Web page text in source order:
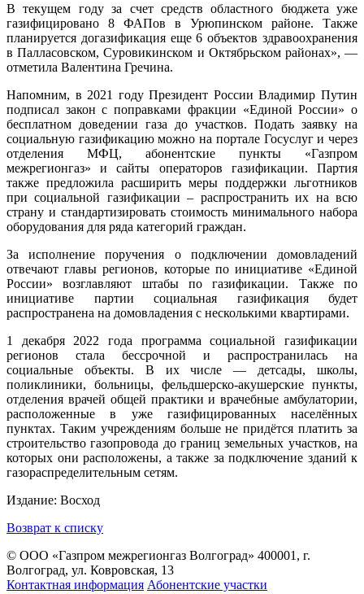
В текущем году за счет средств областного бюджета уже
газифицировано 8 ФАПов в Урюпинском районе. Также
планируется догазификация еще 6 объектов здравоохранения
в Палласовском, Суровикинском и Октябрьском районах», —
отметила Валентина Гречина.
Напомним, в 2021 году Президент России Владимир Путин
подписал закон с поправками фракции «Единой России» о
бесплатном доведении газа до участков. Подать заявку на
социальную газификацию можно на портале Госуслуг и через
отделения МФЦ, абонентские пункты «Газпром
межрегионгаз» и сайты операторов газификации. Партия
также предложила расширить меры поддержки льготников
при социальной газификации – распространить их на всю
страну и стандартизировать стоимость минимального набора
оборудования для ряда категорий граждан.
За исполнение поручения о подключении домовладений
отвечают главы регионов, которые по инициативе «Единой
России» возглавляют штабы по газификации. Также по
инициативе партии социальная газификация будет
распространена на домовладения с несколькими квартирами.
1 декабря 2022 года программа социальной газификации
регионов стала бессрочной и распространилась на
социальные объекты. В их числе — детсады, школы,
поликлиники, больницы, фельдшерско-акушерские пункты,
отделения врачей общей практики и врачебные амбулатории,
расположенные в уже газифицированных населённых
пунктах. Таким учреждениям больше не придётся платить за
строительство газопровода до границ земельных участков, на
которых они расположены, а также за подключение зданий к
газораспределительным сетям.
Издание: Восход
Возврат к списку
© ООО «Газпром межрегионгаз Волгоград» 400001, г.
Волгоград, ул. Ковровская, 13
Контактная информация Абонентские участки